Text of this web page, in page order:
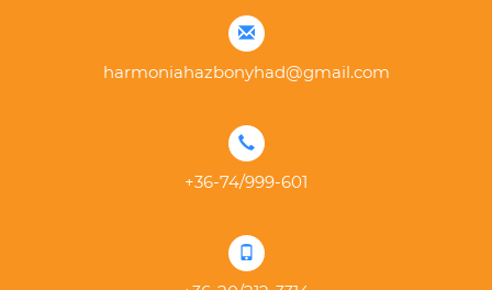
harmoniahazbonyhad@gmail.com
+36-74/999-601